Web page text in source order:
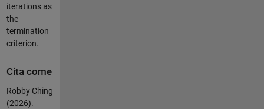
iterations as
the
termination
criterion.
Cita come
Robby Ching
(2026).